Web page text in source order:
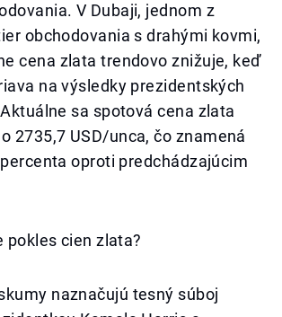
V Dubaji, jednom z
obchodovania s drahými kovmi,
cena zlata trendovo znižuje, keď
na výsledky prezidentských
sa spotová cena zlata
2735,7 USD/unca, čo znamená
oproti predchádzajúcim
pokles cien zlata?
naznačujú tesný súboj